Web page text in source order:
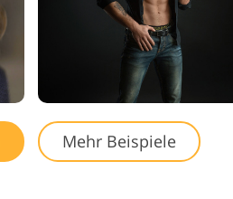
Mehr Beispiele